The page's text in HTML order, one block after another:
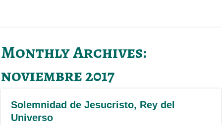
Monthly Archives:
noviembre 2017
Solemnidad de Jesucristo, Rey del
Universo